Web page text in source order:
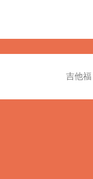
吉他福